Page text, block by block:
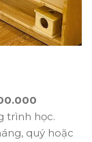
trình học.
quý hoặc